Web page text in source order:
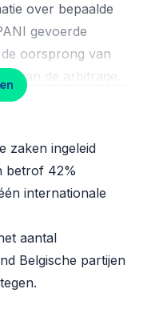
over bepaalde
gevoerde
oorsprong van
van de arbitrage,
arbiters, de
van de
dat er in 2024
ingeleid dan in
werd tevens
instellingen.
zaken ingeleid
betrof 42%
internationale
aantal
Belgische partijen